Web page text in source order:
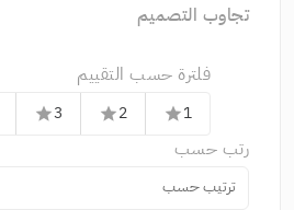
تجاوب التصميم
فلترة حسب التقييم
1
star
2
star
3
star
رتب حسب
ترتيب حسب